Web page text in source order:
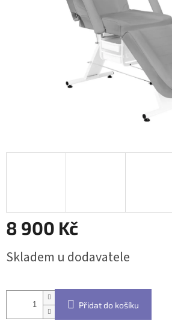
8 900 Kč
cena:
Skladem u dodavatele
Přidat do košíku